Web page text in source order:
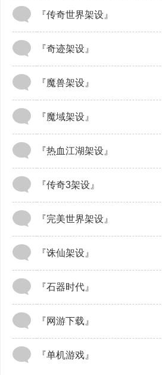
『传奇世界架设』
『奇迹架设』
『魔兽架设』
『魔域架设』
『热血江湖架设』
『传奇3架设』
『完美世界架设』
『诛仙架设』
『石器时代』
『网游下载』
『单机游戏』